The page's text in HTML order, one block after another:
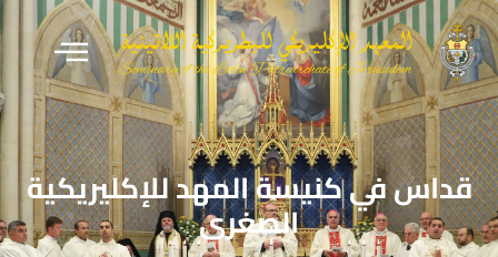
قداس في كنيسة المهد للإكليريكية
الصغرى